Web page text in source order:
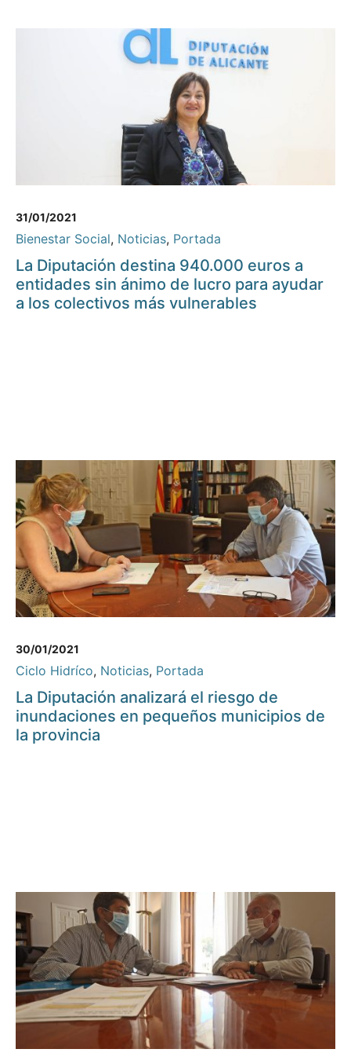
31/01/2021
Bienestar Social, Noticias, Portada
La Diputación destina 940.000 euros a
entidades sin ánimo de lucro para ayudar
a los colectivos más vulnerables
30/01/2021
Ciclo Hidríco, Noticias, Portada
La Diputación analizará el riesgo de
inundaciones en pequeños municipios de
la provincia